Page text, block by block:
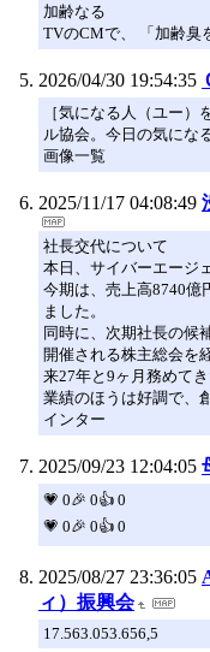
加齢なる
TVのCMで、 「加齢臭
2026/04/30 19:54:35
［気になる人（ユー
ル協会。今日の気にな
画像一覧
2025/11/17 04:08:49
社長交代について
本日、サイバーエージ
今期は、売上高8740億
ました。
同時に、次期社長の候
開催される株主総会を
来27年と9ヶ月務めて
業績のほうは好調で、
インター
2025/09/23 12:04:05
💗 0🎉 0👍 0
💗 0🎉 0👍 0
2025/08/27 23:36:05
ィ）振興会
17.563.053.656,5